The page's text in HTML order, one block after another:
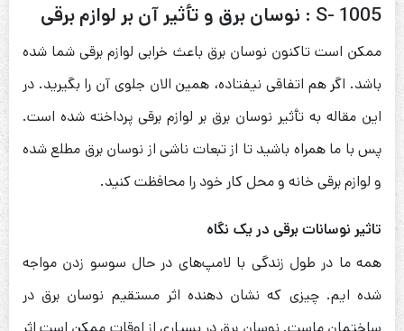
S- 1005 : نوسان برق و تأثیر آن بر لوازم برقی
ممکن است تاکنون نوسان برق باعث خرابی لوازم برقی شما شده
باشد. اگر هم اتفاقی نیفتاده، همین الان جلوی آن را بگیرید. در
این مقاله به تأثیر نوسان برق بر لوازم برقی پرداخته شده است.
پس با ما همراه باشید تا از تبعات ناشی از نوسان برق مطلع شده
و لوازم برقی خانه و محل کار خود را محافظت کنید.
تاثیر نوسانات برقی در یک نگاه
همه ما در طول زندگی با لامپ‌های در حال سوسو زدن مواجه
شده ایم. چیزی که نشان دهنده اثر مستقیم نوسان برق در